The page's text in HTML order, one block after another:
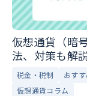
仮想通貨（暗
法、対策も解
税金・税制 おす
仮想通貨コラム